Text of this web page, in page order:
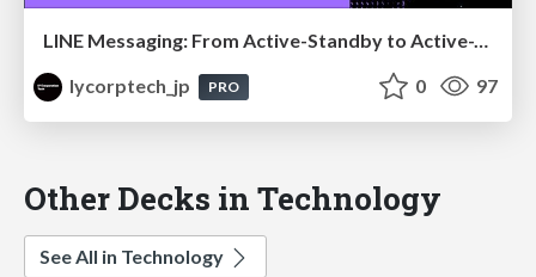
LINE Messaging: From Active-Standby to Active-Active Multi-DC Architecture
lycorptech_jp
PRO 0 97
Other Decks in Technology
See All in Technology